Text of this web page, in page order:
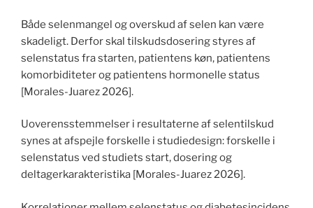
Både selenmangel og overskud af selen kan være
skadeligt. Derfor skal tilskudsdosering styres af
selenstatus fra starten, patientens køn, patientens
komorbiditeter og patientens hormonelle status
[Morales-Juarez 2026].
Uoverensstemmelser i resultaterne af selentilskud
synes at afspejle forskelle i studiedesign: forskelle i
selenstatus ved studiets start, dosering og
deltagerkarakteristika [Morales-Juarez 2026].